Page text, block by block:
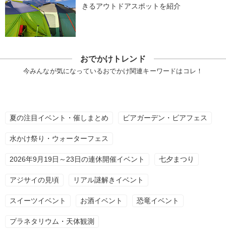
きるアウトドアスポットを紹介
おでかけトレンド
今みんなが気になっているおでかけ関連キーワードはコレ！
夏の注目イベント・催しまとめ ビアガーデン・ビアフェス
水かけ祭り・ウォーターフェス
2026年9月19日～23日の連休開催イベント 七夕まつり
アジサイの見頃 リアル謎解きイベント
スイーツイベント お酒イベント 恐竜イベント
プラネタリウム・天体観測